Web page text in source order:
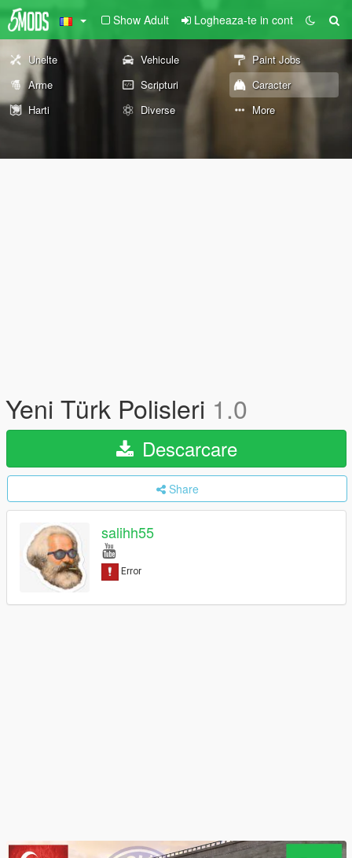
Show Adult Logheaza-te in cont
Unelte Vehicule
Paint Jobs
Arme
Scripturi
Caracter
Harti
Diverse More
Yeni Türk Polisleri 1.0
Descarcare
Share
salihh55